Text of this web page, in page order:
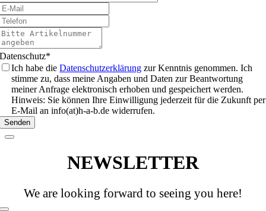
Datenschutz*
Ich habe dieDatenschutzerklärung zur Kenntnis genommen. Ich
stimme zu, dass meine Angaben und Daten zur Beantwortung
meiner Anfrage elektronisch erhoben und gespeichert werden.
Hinweis: Sie können Ihre Einwilligung jederzeit für die Zukunft per
E-Mail an info(at)h-a-b.de widerrufen.
Senden
NEWSLETTER­
We are looking forward to seeing you here!